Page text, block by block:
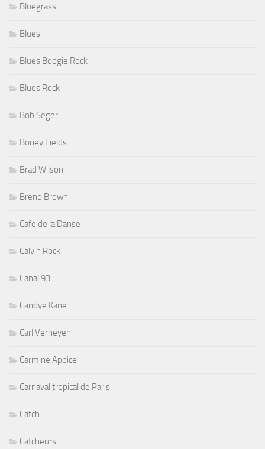
Bluegrass
Blues
Blues Boogie Rock
Blues Rock
Bob Seger
Boney Fields
Brad Wilson
Breno Brown
Cafe de la Danse
Calvin Rock
Canal 93
Candye Kane
Carl Verheyen
Carmine Appice
Carnaval tropical de Paris
Catch
Catcheurs